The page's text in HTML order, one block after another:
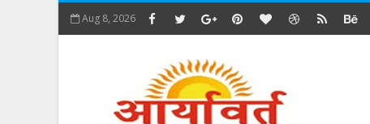
Aug 8, 2026